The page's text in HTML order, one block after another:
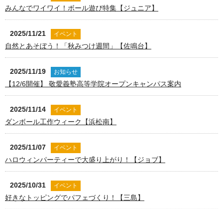
みんなでワイワイ！ボール遊び特集【ジュニア】
2025/11/21 イベント
自然とあそぼう！「秋みつけ週間」【佐鳴台】
2025/11/19 お知らせ
【12/6開催】 敬愛義塾高等学院オープンキャンパス案内
2025/11/14 イベント
ダンボール工作ウィーク【浜松南】
2025/11/07 イベント
ハロウィンパーティーで大盛り上がり！【ジョブ】
2025/10/31 イベント
好きなトッピングでパフェづくり！【三島】